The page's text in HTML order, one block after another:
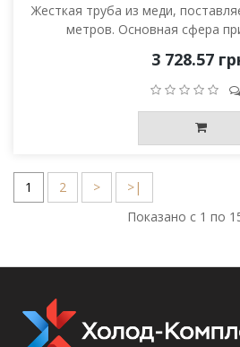
Жесткая труба из меди,
метров. Основная сфера
3 728.57
1 2 >
>|
Показано с 1 по